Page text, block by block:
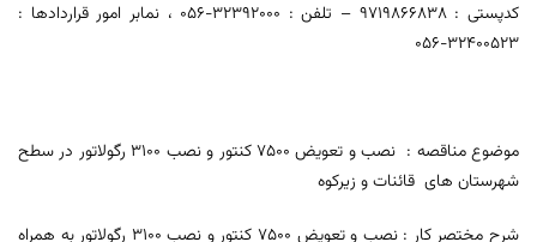
کدپستی : 9719866838 – تلفن :‌ 32392000-056 ، نمابر امور قراردادها :‌
32400523-056
موضوع مناقصه : نصب و تعويض 7500 كنتور و نصب 3100 رگولاتور در سطح
شهرستان های قائنات و زیرکوه
شرح مختصر كار : نصب و تعويض 7500 كنتور و نصب 3100 رگولاتور به همراه